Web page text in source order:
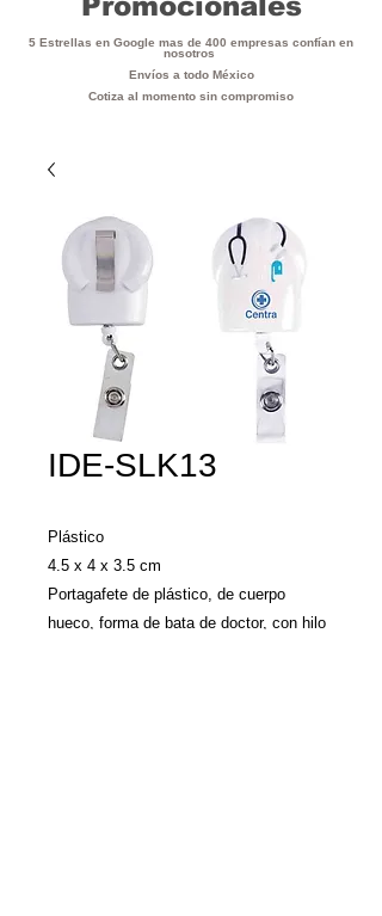
5 Estrellas en Google mas de 400 empresas confían en
nosotros
Envíos a todo México
Cotiza al momento sin compromiso
IDE-SLK13
Plástico
4.5 x 4 x 3.5 cm
Portagafete de plástico, de cuerpo
hueco, forma de bata de doctor, con hilo